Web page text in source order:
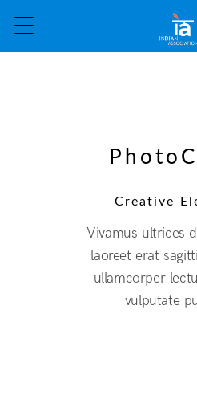
Creative
Vivamus ultrices
laoreet erat
ullamcorper
vulputate